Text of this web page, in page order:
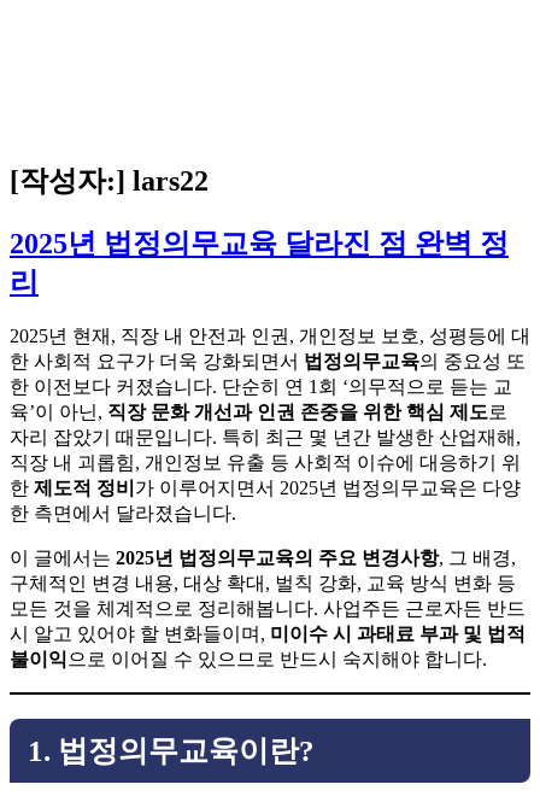
[작성자:] lars22
2025년 법정의무교육 달라진 점 완벽 정
리
2025년 현재, 직장 내 안전과 인권, 개인정보 보호, 성평등에 대
한 사회적 요구가 더욱 강화되면서 법정의무교육의 중요성 또
한 이전보다 커졌습니다. 단순히 연 1회 ‘의무적으로 듣는 교
육’이 아닌, 직장 문화 개선과 인권 존중을 위한 핵심 제도로
자리 잡았기 때문입니다. 특히 최근 몇 년간 발생한 산업재해,
직장 내 괴롭힘, 개인정보 유출 등 사회적 이슈에 대응하기 위
한 제도적 정비 가 이루어지면서 2025년 법정의무교육은 다양
한 측면에서 달라졌습니다.
이 글에서는 2025년 법정의무교육의 주요 변경사항, 그 배경,
구체적인 변경 내용, 대상 확대, 벌칙 강화, 교육 방식 변화 등
모든 것을 체계적으로 정리해봅니다. 사업주든 근로자든 반드
시 알고 있어야 할 변화들이며, 미이수 시 과태료 부과 및 법적
불이익으로 이어질 수 있으므로 반드시 숙지해야 합니다.
1. 법정의무교육이란?